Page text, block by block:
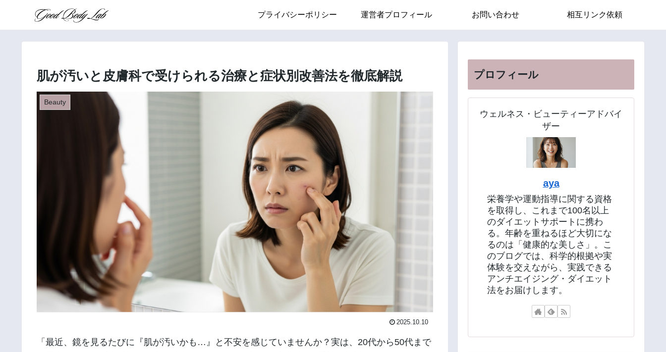
プライバシーポリシー 運営者プロフィール お問い合わせ 相互リンク依頼
肌が汚いと皮膚科で受けられる治療と症状別改善法を徹底解説
Beauty
2025.10.10
「最近、鏡を見るたびに『肌が汚いかも…』と不安を感じていませんか？実は、20代から50代まで
プロフィール
ウェルネス・ビューティーアドバイ
ザー
aya
栄養学や運動指導に関する資格
を取得し、これまで100名以上
のダイエットサポートに携わ
る。年齢を重ねるほど大切にな
るのは「健康的な美しさ」。こ
のブログでは、科学的根拠や実
体験を交えながら、実践できる
アンチエイジング・ダイエット
法をお届けします。